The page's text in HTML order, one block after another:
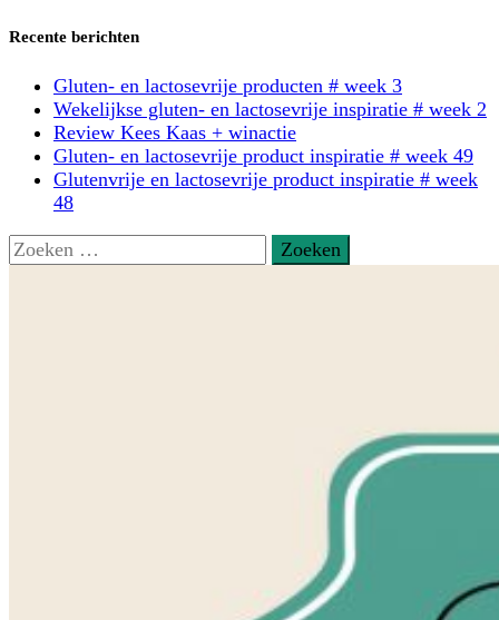
Recente berichten
Gluten- en lactosevrije producten # week 3
Wekelijkse gluten- en lactosevrije inspiratie # week 2
Review Kees Kaas + winactie
Gluten- en lactosevrije product inspiratie # week 49
Glutenvrije en lactosevrije product inspiratie # week
48
Zoeken
naar: